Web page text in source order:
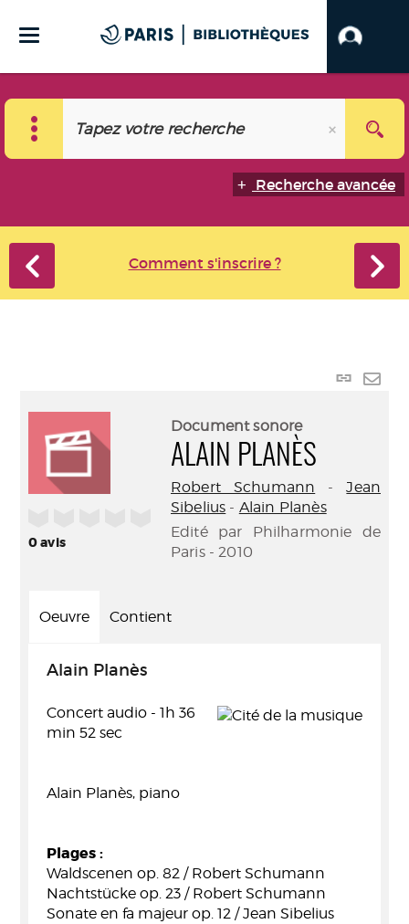
Recherche avancée
Comment s'inscrire ?
Lien
0avis
Document sonore
ALAIN PLANÈS
Robert Schumann -Jean
Sibelius - Alain Planès
Edité par Philharmonie de
Paris - 2010
Oeuvre Contient
Alain Planès
Concert audio - 1h 36
min 52 sec
Alain Planès, piano
Plages :
Waldscenen op. 82 / Robert Schumann
Nachtstücke op. 23 / Robert Schumann
Sonate en fa majeur op. 12 / Jean Sibelius